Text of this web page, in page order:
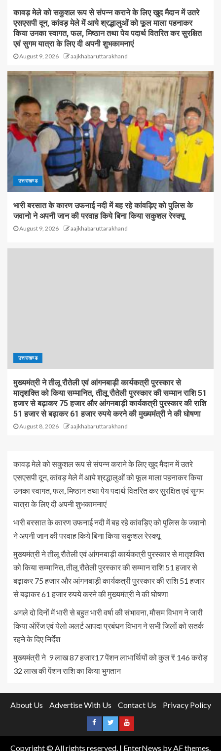
कावड़ मेले को सकुशल रूप से संपन्न कराने के लिए खुद मैदान में उतरे
एसएसपी दून, कांवड़ मेले में आये श्रद्धालुओं को फूल माला पहनाकर
किया उनका स्वागत, फल, मिष्ठान तथा पेय पदार्थ वितरित कर सुरक्षित
एवं सुगम यात्रा के लिए दी अपनी शुभकामनाएं
August 9, 2026 aajkhabaruttarakhand
उत्तराखण्ड
भारी बरसात के कारण उफनाई नदी में बह रहे कांवड़िए को पुलिस के
जवानो ने अपनी जान की परवाह किये बिना किया सकुशल रेस्क्यू
August 9, 2026 aajkhabaruttarakhand
उत्तराखण्ड
मुख्यमंत्री ने तीलू रौतेली एवं आंगनबाड़ी कार्यकत्री पुरस्कार से
मातृशक्ति को किया सम्मानित, तीलू रौतेली पुरस्कार की सम्मान राशि 51
हजार से बढ़ाकर 75 हजार और आंगनबाड़ी कार्यकत्री पुरस्कार की राशि
51 हजार से बढ़ाकर 61 हजार रुपये करने की मुख्यमंत्री ने की घोषणा
August 8, 2026 aajkhabaruttarakhand
कावड़ मेले को सकुशल रूप से संपन्न कराने के लिए खुद मैदान में उतरे
एसएसपी दून, कांवड़ मेले में आये श्रद्धालुओं को फूल माला पहनाकर किया
उनका स्वागत, फल, मिष्ठान तथा पेय पदार्थ वितरित कर सुरक्षित एवं सुगम
यात्रा के लिए दी अपनी शुभकामनाएं
भारी बरसात के कारण उफनाई नदी में बह रहे कांवड़िए को पुलिस के जवानो
ने अपनी जान की परवाह किये बिना किया सकुशल रेस्क्यू
मुख्यमंत्री ने तीलू रौतेली एवं आंगनबाड़ी कार्यकत्री पुरस्कार से मातृशक्ति
को किया सम्मानित, तीलू रौतेली पुरस्कार की सम्मान राशि 51 हजार से
बढ़ाकर 75 हजार और आंगनबाड़ी कार्यकत्री पुरस्कार की राशि 51 हजार
से बढ़ाकर 61 हजार रुपये करने की मुख्यमंत्री ने की घोषणा
अगले दो दिनों में भारी से बहुत भारी वर्षा की संभावना, मौसम विभाग ने जारी
किया ऑरेंज एवं येलो अलर्ट आपदा प्रबंधन विभाग ने सभी जिलों को सतर्क
रहने के दिए निर्देश
मुख्यमंत्री ने 9 लाख 87 हजार17 पेंशन लाभार्थियों को कुल ₹ 146 करोड़
32 लाख की पेंशन राशि का किया भुगतान
About Us Advertise With Us Contact Us Privacy Policy
Copyright © All rights reserved. | EnterNews by AF themes.